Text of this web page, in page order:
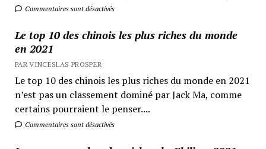
Commentaires sont désactivés
Le top 10 des chinois les plus riches du monde
en 2021
PAR VINCESLAS PROSPER
Le top 10 des chinois les plus riches du monde en 2021
n’est pas un classement dominé par Jack Ma, comme
certains pourraient le penser....
Commentaires sont désactivés